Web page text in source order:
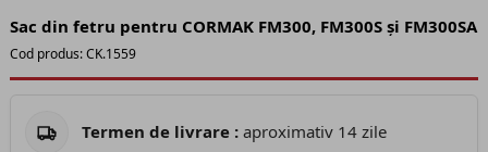
Sac din fetru pentru CORMAK FM300, FM300S și FM300SA
Cod produs:CK.1559
Termen de livrare : aproximativ 14 zile